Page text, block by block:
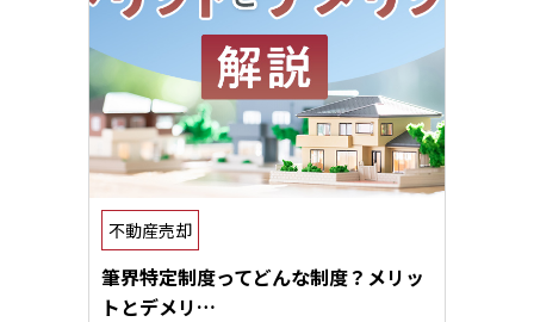
不動産売却
筆界特定制度ってどんな制度？メリッ
トとデメリ…